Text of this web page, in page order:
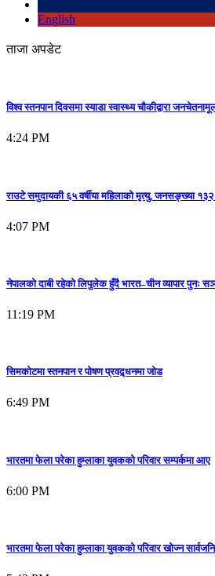
English
ताजा अपडेट
विश्व स्तनपान दिवसमा स्याडा स्वास्थ्य चौकीद्वारा
4:24 PM
राउटे समुदायकी ६५ वर्षीया महिलाको मृत्यु, जनसङ्ख्या १३२
4:07 PM
नेपालको दाबी रहेको लिपुलेक हुँदै भारत–चीन व्यापार पुनः
11:19 PM
सिमकोटमा स्तनपान र पोषण प्रवद्र्धनमा जोड
6:49 PM
भारतमा फेला परेका हुम्लाका युवकको परिवार सम्पर्कमा आए
6:00 PM
भारतमा फेला परेका हुम्लाका युवकको परिवार खोज्न